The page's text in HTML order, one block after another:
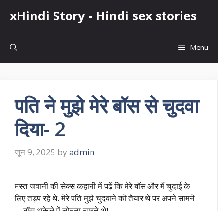
xHindi Story - Hindi sex stories
Menu
पति ने मुझे मेरे बॉस से चुदवा
दिया- 2
जून 9, 2025 by admin
मस्त जवानी की सेक्स कहानी में पढ़ें कि मेरे बॉस और मैं चुदाई के
लिए तड़प रहे थे. मेरे पति मुझे चुदवाने को तैयार थे पर अपने सामने